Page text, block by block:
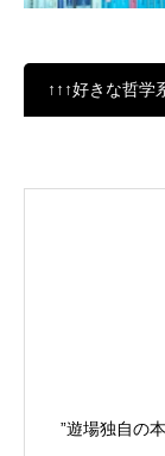
↑↑↑好きな哲学
”遊場独自の